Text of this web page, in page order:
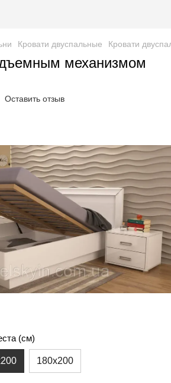
Кровати двуспальные Кровати
механизмом
Оставить отзыв
(см)
180х200